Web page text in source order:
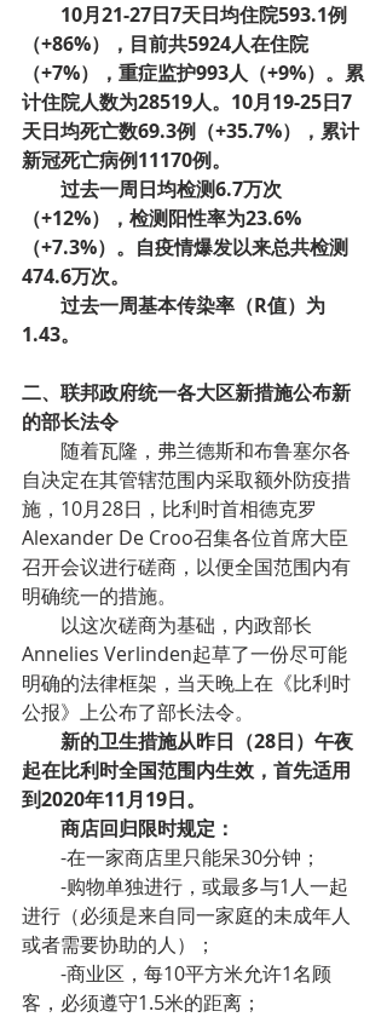
10月21-27日7天日均住院593.1例
（+86%），目前共5924人在住院
（+7%），重症监护993人（+9%）。累
计住院人数为28519人。10月19-25日7
天日均死亡数69.3例（+35.7%），累计
新冠死亡病例11170例。
过去一周日均检测6.7万次
（+12%），检测阳性率为23.6%
（+7.3%）。自疫情爆发以来总共检测
474.6万次。
过去一周基本传染率（R值）为
1.43。
二、联邦政府统一各大区新措施公布新
的部长法令
随着瓦隆，弗兰德斯和布鲁塞尔各
自决定在其管辖范围内采取额外防疫措
施，10月28日，比利时首相德克罗
Alexander De Croo召集各位首席大臣
召开会议进行磋商，以便全国范围内有
明确统一的措施。
以这次磋商为基础，内政部长
Annelies Verlinden起草了一份尽可能
明确的法律框架，当天晚上在《比利时
公报》上公布了部长法令。
新的卫生措施从昨日（28日）午夜
起在比利时全国范围内生效，首先适用
到2020年11月19日。
商店回归限时规定：
-在一家商店里只能呆30分钟；
-购物单独进行，或最多与1人一起
进行（必须是来自同一家庭的未成年人
或者需要协助的人）；
-商业区，每10平方米允许1名顾
客，必须遵守1.5米的距离；